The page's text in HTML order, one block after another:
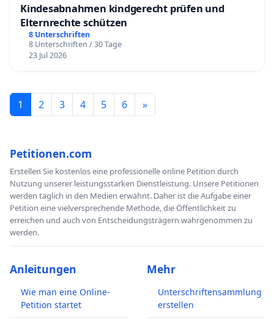
Kindesabnahmen kindgerecht prüfen und
Elternrechte schützen
8 Unterschriften
8 Unterschriften / 30 Tage
23 Jul 2026
1 2 3 4 5 6 »
Petitionen.com
Erstellen Sie kostenlos eine professionelle online Petition durch
Nutzung unserer leistungsstarken Dienstleistung. Unsere Petitionen
werden täglich in den Medien erwähnt. Daher ist die Aufgabe einer
Petition eine vielversprechende Methode, die Öffentlichkeit zu
erreichen und auch von Entscheidungsträgern wahrgenommen zu
werden.
Anleitungen
Wie man eine Online-
Petition startet
Mehr
Unterschriftensammlung
erstellen